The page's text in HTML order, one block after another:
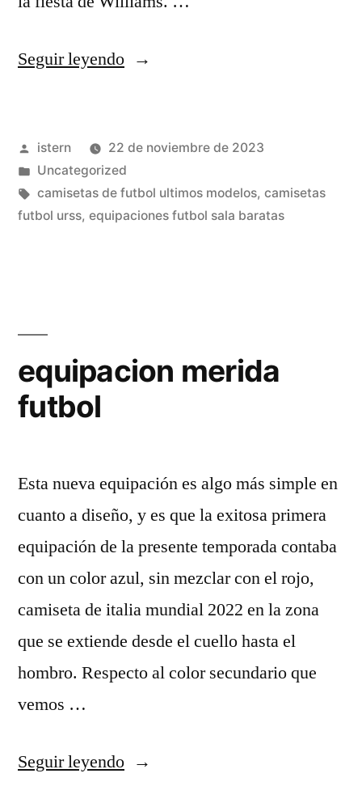
Seguir leyendo«camisetasfutbol»
Publicado
por
istern
22 de noviembre de 2023
Publicado
en
Uncategorized
Etiquetas:
camisetas de futbol ultimos modelos, camisetas
futbol urss, equipaciones futbol sala baratas
equipacion merida
futbol
Esta nueva equipación es algo más simple en
cuanto a diseño, y es que la exitosa primera
equipación de la presente temporada contaba
con un color azul, sin mezclar con el rojo,
camiseta de italia mundial 2022 en la zona
que se extiende desde el cuello hasta el
hombro. Respecto al color secundario que
vemos …
Seguir leyendo«equipacion